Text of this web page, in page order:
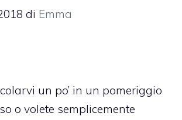
di Emma
un po’ in un pomeriggio
o volete semplicemente